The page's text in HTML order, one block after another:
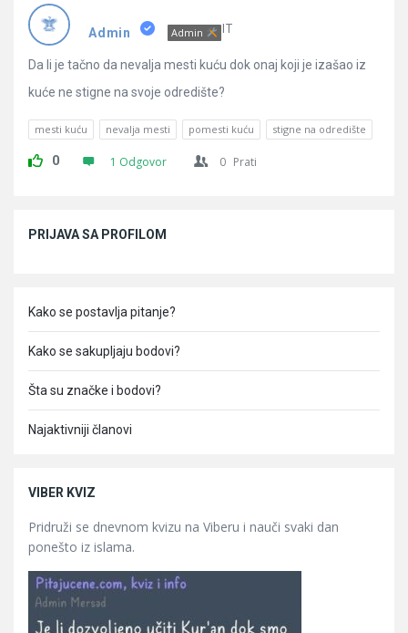
Pitanja
Admin Admin IT
Da li je tačno da nevalja mesti kuću dok onaj koji je izašao iz
kuće ne stigne na svoje odredište?
mesti kuću nevalja mesti pomesti kuću stigne na odredište
0 1 Odgovor 0 Prati
PRIJAVA SA PROFILOM
Kako se postavlja pitanje?
Kako se sakupljaju bodovi?
Šta su značke i bodovi?
Najaktivniji članovi
VIBER KVIZ
Pridruži se dnevnom kvizu na Viberu i nauči svaki dan
ponešto iz islama.